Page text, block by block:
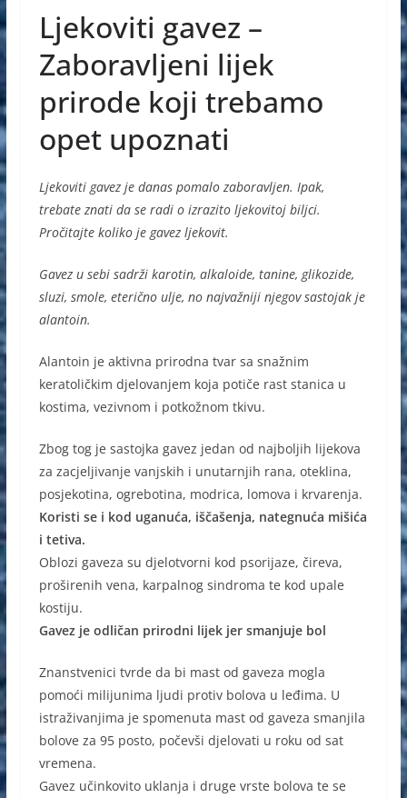
c
e
b
o
o
k
ss
e
n
g
er
at
s
A
p
p
er
Ljekoviti gavez –
Zaboravljeni lijek
prirode koji trebamo
opet upoznati
Ljekoviti gavez je danas pomalo zaboravljen. Ipak,
trebate znati da se radi o izrazito ljekovitoj biljci.
Pročitajte koliko je gavez ljekovit.
Gavez u sebi sadrži karotin, alkaloide, tanine, glikozide,
sluzi, smole, eterično ulje, no najvažniji njegov sastojak je
alantoin.
Alantoin je aktivna prirodna tvar sa snažnim
keratoličkim djelovanjem koja potiče rast stanica u
kostima, vezivnom i potkožnom tkivu.
Zbog tog je sastojka gavez jedan od najboljih lijekova
za zacjeljivanje vanjskih i unutarnjih rana, oteklina,
posjekotina, ogrebotina, modrica, lomova i krvarenja.
Koristi se i kod uganuća, iščašenja, nategnuća mišića
i tetiva.
Oblozi gaveza su djelotvorni kod psorijaze, čireva,
proširenih vena, karpalnog sindroma te kod upale
kostiju.
Gavez je odličan prirodni lijek jer smanjuje bol
Znanstvenici tvrde da bi mast od gaveza mogla
pomoći milijunima ljudi protiv bolova u leđima. U
istraživanjima je spomenuta mast od gaveza smanjila
bolove za 95 posto, počevši djelovati u roku od sat
vremena.
Gavez učinkovito uklanja i druge vrste bolova te se